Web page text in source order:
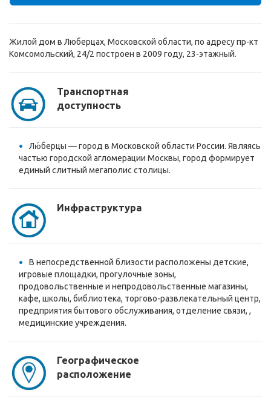
Жилой дом в Люберцах, Московской области, по адресу пр-кт
Комсомольский, 24/2 построен в 2009 году, 23-этажный.
Транспортная
доступность
Лю́берцы — город в Московской области России. Являясь
частью городской агломерации Москвы, город формирует
единый слитный мегаполис столицы.
Инфраструктура
В непосредственной близости расположены детские,
игровые площадки, прогулочные зоны,
продовольственные и непродовольственные магазины,
кафе, школы, библиотека, торгово-развлекательный центр,
предприятия бытового обслуживания, отделение связи, ,
медицинские учреждения.
Географическое
расположение